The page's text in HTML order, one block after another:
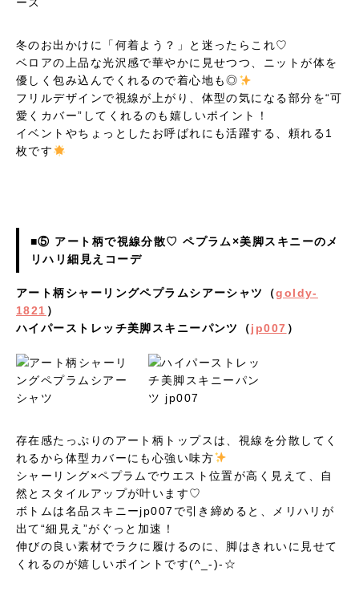
冬のお出かけに「何着よう？」と迷ったらこれ♡
ベロアの上品な光沢感で華やかに見せつつ、ニットが体を
優しく包み込んでくれるので着心地も◎
フリルデザインで視線が上がり、体型の気になる部分を“可
愛くカバー”してくれるのも嬉しいポイント！
イベントやちょっとしたお呼ばれにも活躍する、頼れる1
枚です
■⑤ アート柄で視線分散♡ ペプラム×美脚スキニーのメ
リハリ細見えコーデ
アート柄シャーリングペプラムシアーシャツ（goldy-
1821 ）
ハイパーストレッチ美脚スキニーパンツ（jp007 ）
存在感たっぷりのアート柄トップスは、視線を分散してく
れるから体型カバーにも心強い味方
シャーリング×ペプラムでウエスト位置が高く見えて、自
然とスタイルアップが叶います♡
ボトムは名品スキニーjp007で引き締めると、メリハリが
出て“細見え”がぐっと加速！
伸びの良い素材でラクに履けるのに、脚はきれいに見せて
くれるのが嬉しいポイントです(^_-)-☆